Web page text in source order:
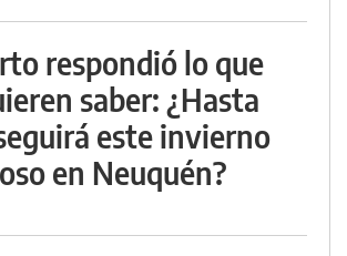
respondió lo que
saber: ¿Hasta
este invierno
en Neuquén?